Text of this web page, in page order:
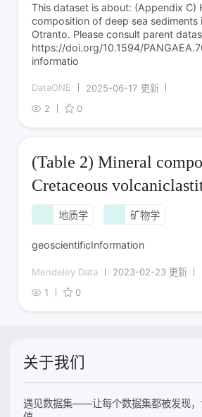
This dataset is about: (Appendix C)
composition of deep sea sediments
Otranto. Please consult parent
https://doi.org/10.1594/
informatio
DataONE
2025-06-17 更新
2
0
(Table 2) Mineral
Cretaceous
地质学 矿物学
geoscientificInformation
Mendeley Data
2023-02-23 更新
1
0
关于我们
遇见数据集——让每个数据集都被发现，